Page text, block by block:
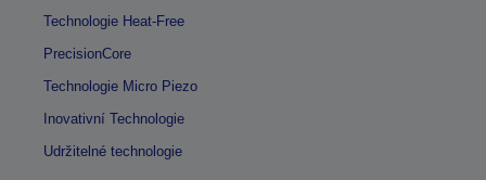
Technologie Heat-Free
PrecisionCore
Technologie Micro Piezo
Inovativní Technologie
Udržitelné technologie